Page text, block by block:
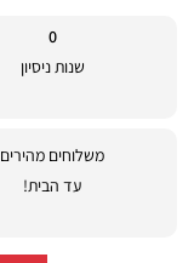
0
שנות ניסיון
משלוחים מהירים
עד הבית!